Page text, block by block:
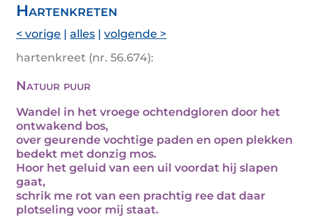
Hartenkreten
< vorige | alles | volgende >
hartenkreet (nr. 56.674):
Natuur puur
Wandel in het vroege ochtendgloren door het
ontwakend bos,
over geurende vochtige paden en open plekken
bedekt met donzig mos.
Hoor het geluid van een uil voordat hij slapen
gaat,
schrik me rot van een prachtig ree dat daar
plotseling voor mij staat.